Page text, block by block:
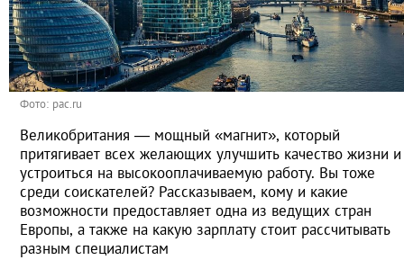
Фото: pac.ru
Великобритания — мощный «магнит», который
притягивает всех желающих улучшить качество жизни и
устроиться на высокооплачиваемую работу. Вы тоже
среди соискателей? Рассказываем, кому и какие
возможности предоставляет одна из ведущих стран
Европы, а также на какую зарплату стоит рассчитывать
разным специалистам